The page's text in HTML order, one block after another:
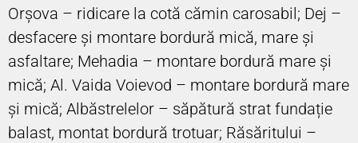
Orșova – ridicare la cotă cămin carosabil; Dej –
desfacere și montare bordură mică, mare și
asfaltare; Mehadia – montare bordură mare și
mică; Al. Vaida Voievod – montare bordură mare
și mică; Albăstrelelor – săpătură strat fundație
balast, montat bordură trotuar; Răsăritului –